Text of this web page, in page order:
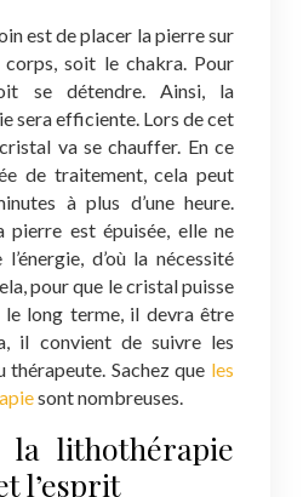
est de placer la pierre sur
soit le chakra. Pour
se détendre. Ainsi, la
sera efficiente. Lors de cet
va se chauffer. En ce
de traitement, cela peut
à plus d’une heure.
pierre est épuisée, elle ne
d’où la nécessité
pour que le cristal puisse
le long terme, il devra être
il convient de suivre les
Sachez que les
sont nombreuses.
la lithothérapie
l’esprit